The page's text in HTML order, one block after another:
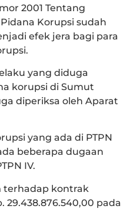
2001 Tentang
Korupsi sudah
efek jera bagi para
yang diduga
korupsi di Sumut
diperiksa oleh Aparat
yang ada di PTPN
beberapa dugaan
IV.
terhadap kontrak
29.438.876.540,00 pada